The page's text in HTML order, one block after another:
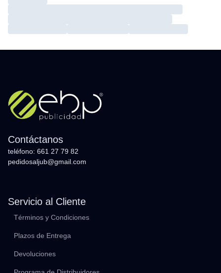
Contáctanos
teléfono: 661 27 79 82
pedidosaljub@gmail.com
Servicio al Cliente
Términos y Condiciones
Plazos de Entrega
Devoluciones